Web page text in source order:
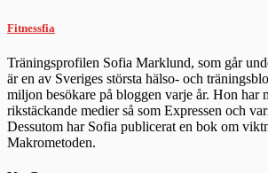
Fitnessfia
Träningsprofilen Sofia Marklund, som går
är en av Sveriges största hälso- och
miljon besökare på bloggen varje år. Hon har
rikstäckande medier så som Expressen och
Dessutom har Sofia publicerat en bok om
Makrometoden.